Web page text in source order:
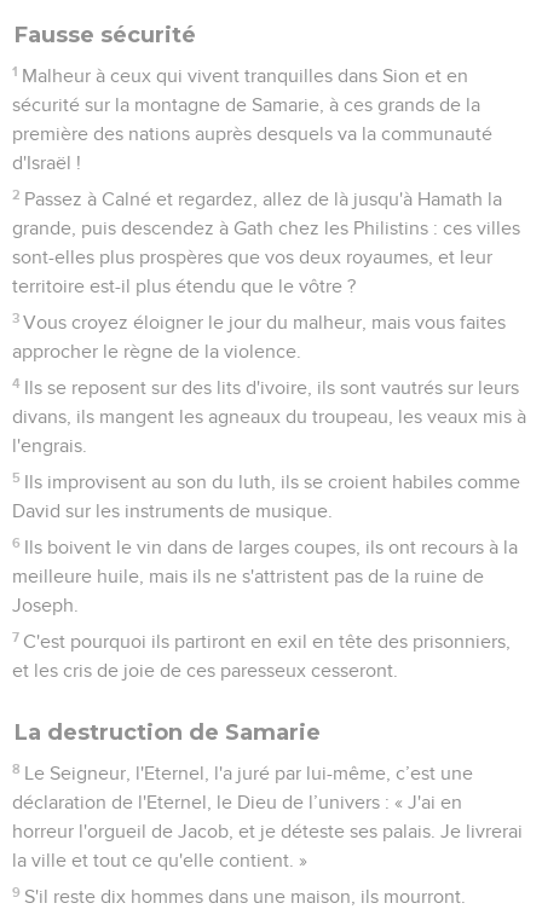
Fausse sécurité
1 Malheur à ceux qui vivent tranquilles dans Sion et en
sécurité sur la montagne de Samarie, à ces grands de la
première des nations auprès desquels va la communauté
d'Israël !
2 Passez à Calné et regardez, allez de là jusqu'à Hamath la
grande, puis descendez à Gath chez les Philistins : ces villes
sont-elles plus prospères que vos deux royaumes, et leur
territoire est-il plus étendu que le vôtre ?
3 Vous croyez éloigner le jour du malheur, mais vous faites
approcher le règne de la violence.
4 Ils se reposent sur des lits d'ivoire, ils sont vautrés sur leurs
divans, ils mangent les agneaux du troupeau, les veaux mis à
l'engrais.
5 Ils improvisent au son du luth, ils se croient habiles comme
David sur les instruments de musique.
6 Ils boivent le vin dans de larges coupes, ils ont recours à la
meilleure huile, mais ils ne s'attristent pas de la ruine de
Joseph.
7 C'est pourquoi ils partiront en exil en tête des prisonniers,
et les cris de joie de ces paresseux cesseront.
La destruction de Samarie
8 Le Seigneur, l'Eternel, l'a juré par lui-même, c’est une
déclaration de l'Eternel, le Dieu de l’univers : « J'ai en
horreur l'orgueil de Jacob, et je déteste ses palais. Je livrerai
la ville et tout ce qu'elle contient. »
9 S'il reste dix hommes dans une maison, ils mourront.